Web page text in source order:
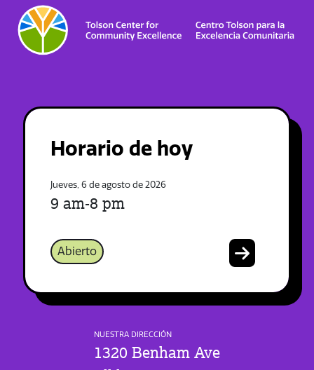
Horario de hoy
Jueves, 6 de agosto de 2026
9 am-8 pm
Abierto
NUESTRA DIRECCIÓN
1320 Benham Ave